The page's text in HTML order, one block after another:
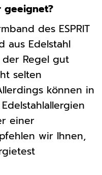
des ESPRIT
aus Edelstahl
Regel gut
selten
können in
einer
wir Ihnen,